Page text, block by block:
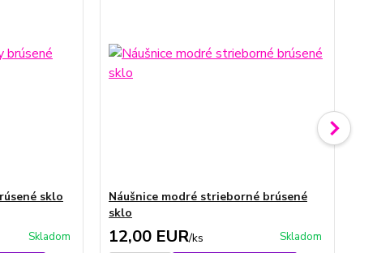
sklo
Skladom
Náušnice modré strieborné brúsené
sklo
12,00 EUR/ks Skladom